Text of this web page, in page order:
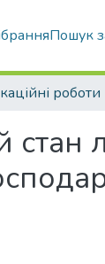
Пошук
роботи
стан